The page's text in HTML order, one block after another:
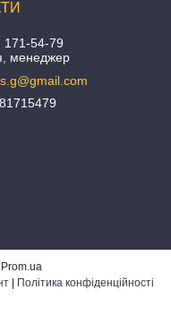
171-54-79
менеджер
Prom.ua
Політика конфіденційності